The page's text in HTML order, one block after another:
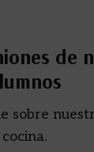
de
sobre
cocina.